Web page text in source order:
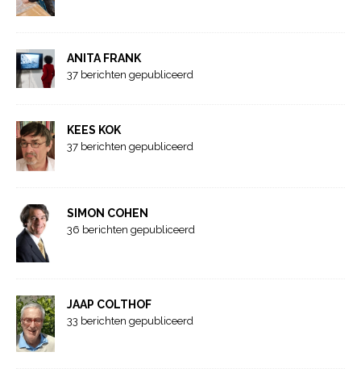
ANITA FRANK
37 berichten gepubliceerd
KEES KOK
37 berichten gepubliceerd
SIMON COHEN
36 berichten gepubliceerd
JAAP COLTHOF
33 berichten gepubliceerd